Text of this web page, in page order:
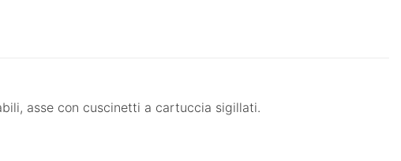
asse con cuscinetti a cartuccia sigillati.